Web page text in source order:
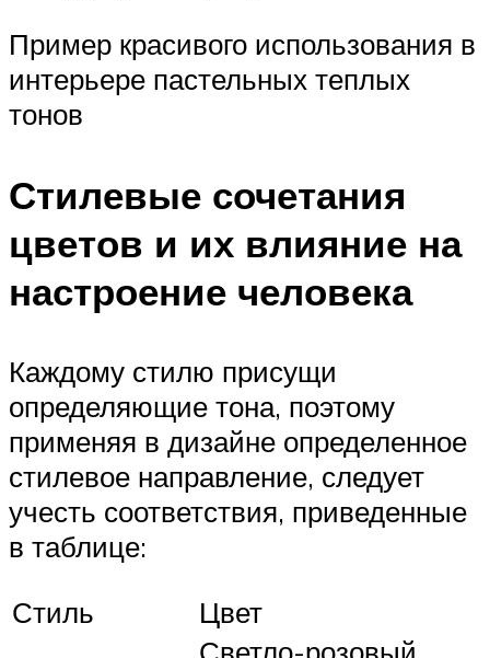
Пример красивого использования в
интерьере пастельных теплых
тонов
Стилевые сочетания
цветов и их влияние на
настроение человека
Каждому стилю присущи
определяющие тона, поэтому
применяя в дизайне определенное
стилевое направление, следует
учесть соответствия, приведенные
в таблице:
Стиль
Цвет